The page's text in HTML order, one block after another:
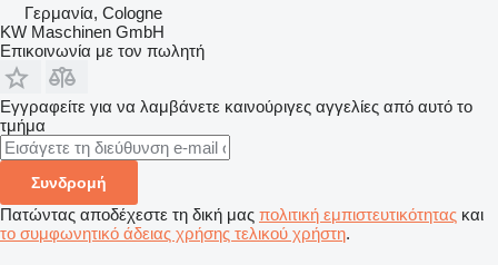
Γερμανία, Cologne
KW Maschinen GmbH
Επικοινωνία με τον πωλητή
Εγγραφείτε για να λαμβάνετε καινούριγες αγγελίες από αυτό το
τμήμα
Συνδρομή
Πατώντας αποδέχεστε τη δική μας πολιτική εμπιστευτικότητας και
το συμφωνητικό άδειας χρήσης τελικού χρήστη.